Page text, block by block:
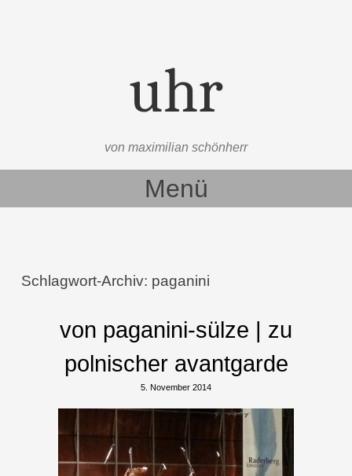
uhr
von maximilian schönherr
Menü
Schlagwort-Archiv: paganini
von paganini-sülze | zu
polnischer avantgarde
5. November 2014